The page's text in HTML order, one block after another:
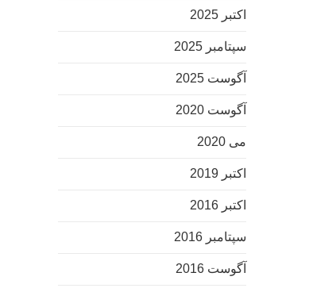
اکتبر 2025
سپتامبر 2025
آگوست 2025
آگوست 2020
می 2020
اکتبر 2019
اکتبر 2016
سپتامبر 2016
آگوست 2016